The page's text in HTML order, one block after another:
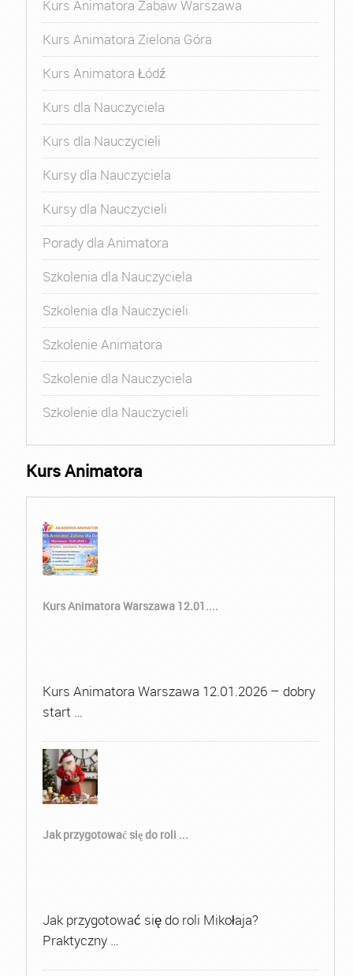
Kurs Animatora Zabaw Warszawa
Kurs Animatora Zielona Góra
Kurs Animatora Łódź
Kurs dla Nauczyciela
Kurs dla Nauczycieli
Kursy dla Nauczyciela
Kursy dla Nauczycieli
Porady dla Animatora
Szkolenia dla Nauczyciela
Szkolenia dla Nauczycieli
Szkolenie Animatora
Szkolenie dla Nauczyciela
Szkolenie dla Nauczycieli
Kurs Animatora
Kurs Animatora Warszawa 12.01....
Kurs Animatora Warszawa 12.01.2026 – dobry
start …
Jak przygotować się do roli ...
Jak przygotować się do roli Mikołaja?
Praktyczny …